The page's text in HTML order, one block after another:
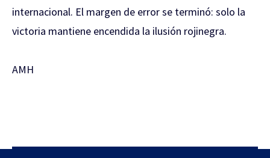
internacional. El margen de error se terminó: solo la
victoria mantiene encendida la ilusión rojinegra.
AMH